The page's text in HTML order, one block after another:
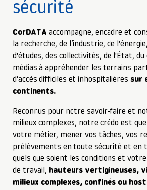
sécurité
CorDATA accompagne, encadre et
la recherche, de l’industrie, de
d'études, des collectivités, de l'État, du
médias à appréhender les terrains
d'accès difficiles et inhospitalières sur
continents.
Reconnus pour notre savoir-faire et
milieux complexes, notre crédo est
votre métier, mener vos tâches, vos
prélèvements en toute sécurité et en
quels que soient les conditions et
de travail, hauteurs vertigineuses,
milieux complexes, confinés ou